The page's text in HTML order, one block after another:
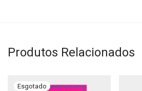
Produtos Relacionados